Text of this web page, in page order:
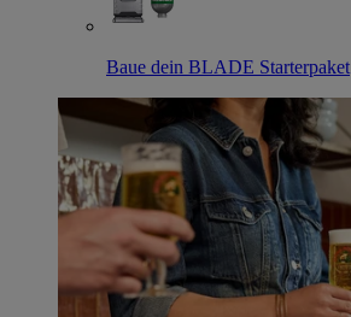
Baue dein BLADE Starterpaket